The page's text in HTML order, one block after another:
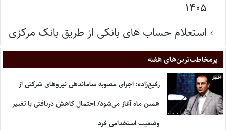
۱۴۰۵
استعلام حساب های بانکی از طریق بانک مرکزی
پر‌مخاطب‌ترین‌های هفته
رفیع‌زاده: اجرای مصوبه ساماندهی نیروهای شرکتی از
همین ماه آغاز می‌شود/ احتمال کاهش دریافتی با تغییر
وضعیت استخدامی فرد